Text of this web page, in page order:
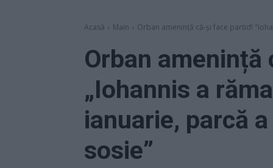
Acasă Main Orban amenință că-și face partid!
Orban
„Iohannis a
ianuarie, parcă
sosie”